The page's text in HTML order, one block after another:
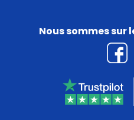
Nous sommes sur